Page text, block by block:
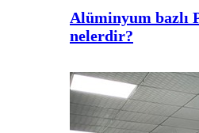
Alüminyum bazlı
nelerdir?